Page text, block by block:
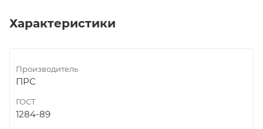
Характеристики
Производитель
ПРС
ГОСТ
1284-89